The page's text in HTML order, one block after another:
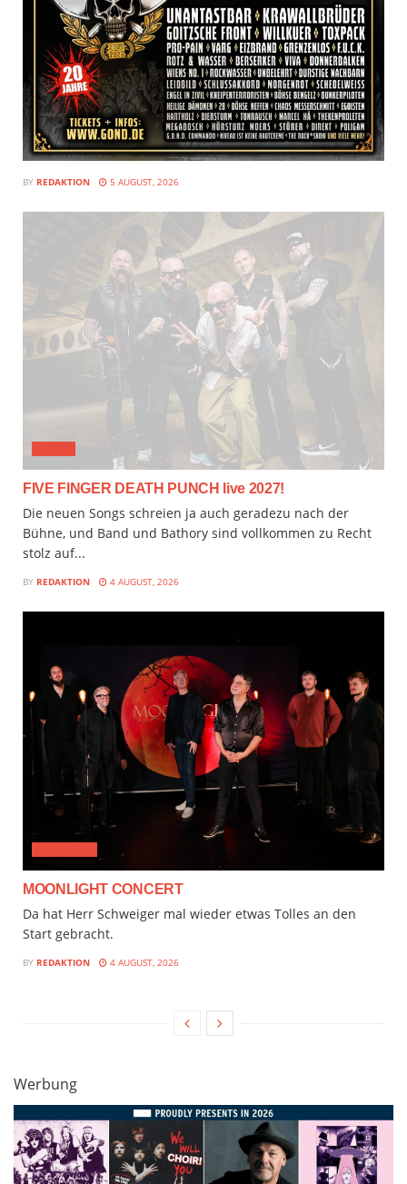
BY REDAKTION 5 AUGUST, 2026
FIVE FINGER DEATH PUNCH live 2027!
Die neuen Songs schreien ja auch geradezu nach der
Bühne, und Band und Bathory sind vollkommen zu Recht
stolz auf...
BY REDAKTION 4 AUGUST, 2026
MOONLIGHT CONCERT
Da hat Herr Schweiger mal wieder etwas Tolles an den
Start gebracht.
BY REDAKTION 4 AUGUST, 2026
Werbung